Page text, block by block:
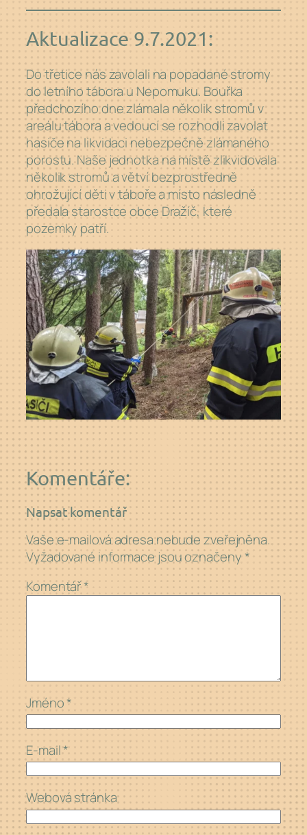
Aktualizace 9.7.2021:
Do třetice nás zavolali na popadané stromy
do letního tábora u Nepomuku. Bouřka
předchozího dne zlámala několik stromů v
areálu tábora a vedoucí se rozhodli zavolat
hasiče na likvidaci nebezpečně zlámaného
porostu. Naše jednotka na místě zlikvidovala
několik stromů a větví bezprostředně
ohrožující děti v táboře a místo následně
předala starostce obce Dražíč, které
pozemky patří.
Komentáře:
Napsat komentář
Vaše e-mailová adresa nebude zveřejněna.
Vyžadované informace jsou označeny *
Komentář*
Jméno*
E-mail*
Webová stránka